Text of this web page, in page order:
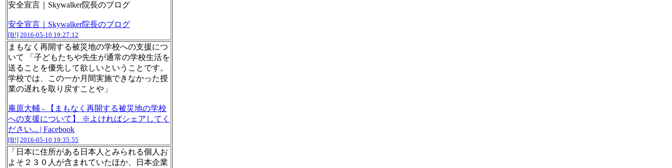
安全宣言｜Skywalker院長のブログ
安全宣言｜Skywalker院長のブログ
[B!] 2016-05-10 19:27:12
まもなく再開する被災地の学校への支援につ
いて 「子どもたちや先生が通常の学校生活を
送ることを優先して欲しいということです。
学校では、この一か月間実施できなかった授
業の遅れを取り戻すことや」
庵原大輔 - 【まもなく再開する被災地の学校
への支援について】 ※よければシェアしてく
ださい... | Facebook
[B!] 2016-05-10 19:35:55
「日本に住所がある日本人とみられる個人お
よそ２３０人が含まれていたほか、日本企業